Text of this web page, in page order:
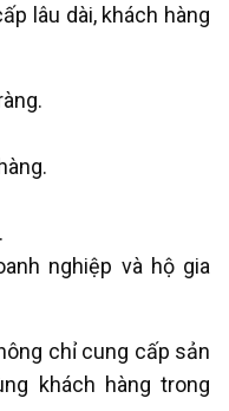
lâu dài, khách hàng
nghiệp và hộ gia
chỉ cung cấp sản
khách hàng trong